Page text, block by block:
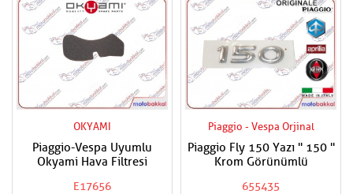
OKYAMI
Piaggio-Vespa Uyumlu
Okyami Hava Filtresi
E17656
Piaggio - Vespa Orjinal
Piaggio Fly 150 Yazı '' 150 ''
Krom Görünümlü
655435